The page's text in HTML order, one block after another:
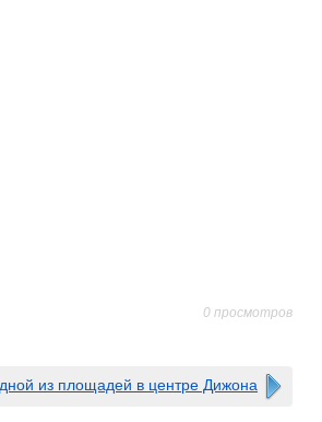
0 просмотров
из площадей в центре Дижона